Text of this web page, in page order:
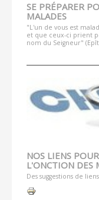
SE PRÉPARER
MALADES
"L'un de vous est
et que ceux-ci prient
nom du Seigneur"
NOS LIENS
L'ONCTION DES
Des suggestions de
Actions
sur